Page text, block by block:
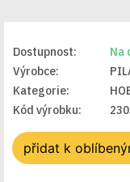
Dostupnost:
Na
Výrobce:
Kategorie:
Kód výrobku:
přidat k